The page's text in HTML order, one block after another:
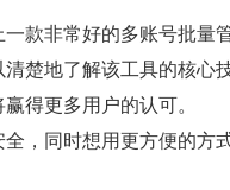
款非常好的多账号批
楚地了解该工具的核心
得更多用户的认可。
，同时想用更方便的